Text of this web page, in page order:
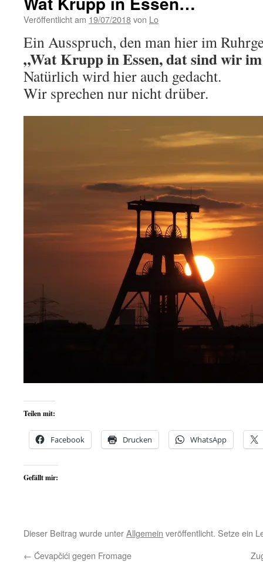
Veröffentlicht am 19/07/2018von Lo
Ein Ausspruch, den man hier im
„Wat Krupp in Essen, dat sind wir
Natürlich wird hier auch gedacht.
Wir sprechen nur nicht drüber.
Teilen mit:
Facebook Drucken WhatsApp
Gefällt mir:
Dieser Beitrag wurde unterAllgemein veröffentlicht. Setze ein
← Ćevapčići gegen Fromage